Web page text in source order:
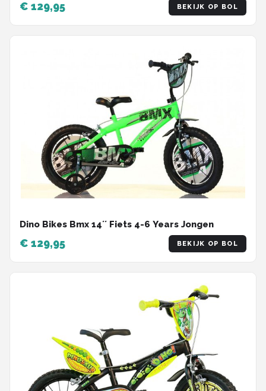
BEKIJK OP BOL
Dino Bikes Bmx 14´´ Fiets 4-6 Years Jongen
€ 129,95 BEKIJK OP BOL